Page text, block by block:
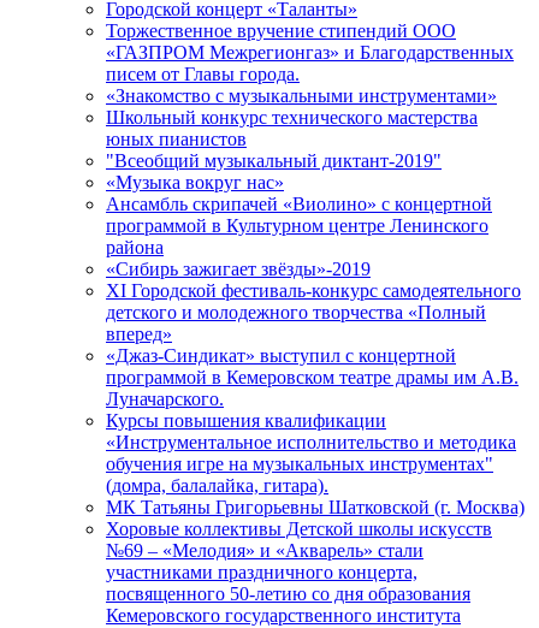
Городской концерт «Таланты»
Торжественное вручение стипендий ООО
«ГАЗПРОМ Межрегионгаз» и Благодарственных
писем от Главы города.
«Знакомство с музыкальными инструментами»
Школьный конкурс технического мастерства
юных пианистов
"Всеобщий музыкальный диктант-2019"
«Музыка вокруг нас»
Ансамбль скрипачей «Виолино» с концертной
программой в Культурном центре Ленинского
района
«Сибирь зажигает звёзды»-2019
XI Городской фестиваль-конкурс самодеятельного
детского и молодежного творчества «Полный
вперед»
«Джаз-Синдикат» выступил с концертной
программой в Кемеровском театре драмы им А.В.
Луначарского.
Курсы повышения квалификации
«Инструментальное исполнительство и методика
обучения игре на музыкальных инструментах"
(домра, балалайка, гитара).
МК Татьяны Григорьевны Шатковской (г. Москва)
Хоровые коллективы Детской школы искусств
№69 – «Мелодия» и «Акварель» стали
участниками праздничного концерта,
посвященного 50-летию со дня образования
Кемеровского государственного института